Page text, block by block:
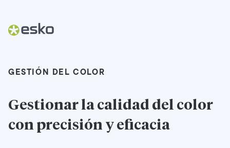
GESTIÓN DEL COLOR
Gestionar la calidad del color
con precisión y eficacia